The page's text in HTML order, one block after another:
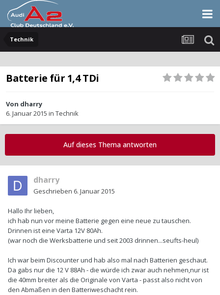
Technik
Batterie für 1,4 TDi
Von dharry
6. Januar 2015 in Technik
Auf dieses Thema antworten
dharry
Geschrieben 6. Januar 2015
Hallo Ihr lieben,
ich hab nun vor meine Batterie gegen eine neue zu tauschen.
Drinnen ist eine Varta 12V 80Ah.
(war noch die Werksbatterie und seit 2003 drinnen...seufts-heul)
Ich war beim Discounter und hab also mal nach Batterien geschaut.
Da gabs nur die 12 V 88Ah - die würde ich zwar auch nehmen,nur ist
die 40mm breiter als die Originale von Varta - passt also nicht von
den Abmaßen in den Batteriweschacht rein.